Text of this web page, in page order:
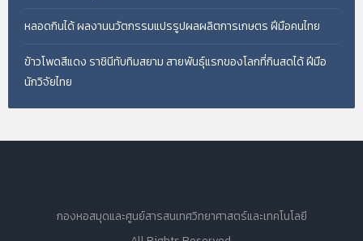
หลอดกินได้ ผลงานนวัตกรรมแปรรูปผลผลิตการเกษตร ฝีมือคนไทย
ข้าวโพดสีแดง ราชินีทับทิมสยาม สายพันธุ์แรกของโลกที่กินสดได้ ฝีมือ
นักวิจัยไทย
กองหอสมุดและศูนย์สารสนเทศวิทยาศาสตร์และเทคโนโลยี